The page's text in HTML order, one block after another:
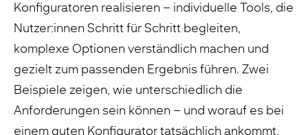
Konfiguratoren realisieren – individuelle Tools, die
Nutzer:innen Schritt für Schritt begleiten,
komplexe Optionen verständlich machen und
gezielt zum passenden Ergebnis führen. Zwei
Beispiele zeigen, wie unterschiedlich die
Anforderungen sein können – und worauf es bei
einem guten Konfigurator tatsächlich ankommt.